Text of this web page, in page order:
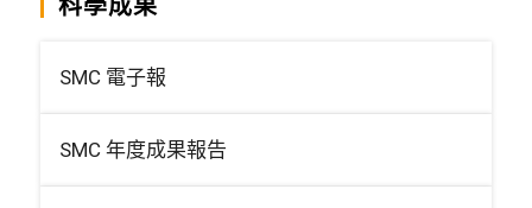
SMC 電子報
SMC 年度成果報告